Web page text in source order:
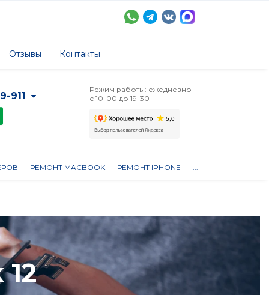
Отзывы Контакты
911
Режим работы: ежедневно
с 10-00 до 19-30
РЕМОНТ MACBOOK РЕМОНТ IPHONE ...